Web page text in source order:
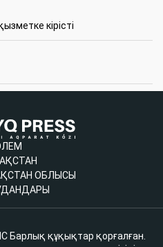
кірісті
ОБЛЫСЫ
Барлық құқықтар қорғалған.